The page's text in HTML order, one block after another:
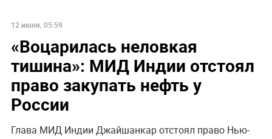
12 июня, 05:59
«Воцарилась неловкая
тишина»: МИД Индии отстоял
право закупать нефть у
России
Глава МИД Индии Джайшанкар отстоял право Нью-